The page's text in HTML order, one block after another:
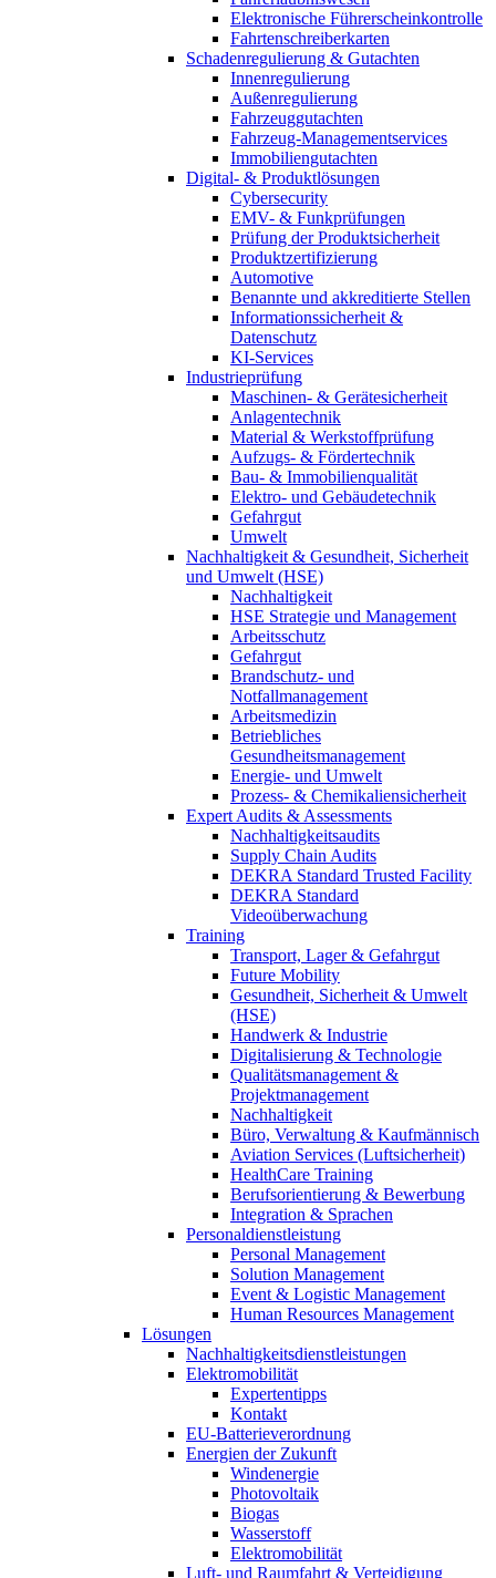
Elektronische Führerscheinkontrolle
Fahrtenschreiberkarten
Schadenregulierung & Gutachten
Innenregulierung
Außenregulierung
Fahrzeuggutachten
Fahrzeug-Managementservices
Immobiliengutachten
Digital- & Produktlösungen
Cybersecurity
EMV- & Funkprüfungen
Prüfung der Produktsicherheit
Produktzertifizierung
Automotive
Benannte und akkreditierte Stellen
Informationssicherheit &
Datenschutz
KI-Services
Industrieprüfung
Maschinen- & Gerätesicherheit
Anlagentechnik
Material & Werkstoffprüfung
Aufzugs- & Fördertechnik
Bau- & Immobilienqualität
Elektro- und Gebäudetechnik
Gefahrgut
Umwelt
Nachhaltigkeit & Gesundheit, Sicherheit
und Umwelt (HSE)
Nachhaltigkeit
HSE Strategie und Management
Arbeitsschutz
Gefahrgut
Brandschutz- und
Notfallmanagement
Arbeitsmedizin
Betriebliches
Gesundheitsmanagement
Energie- und Umwelt
Prozess- & Chemikaliensicherheit
Expert Audits & Assessments
Nachhaltigkeitsaudits
Supply Chain Audits
DEKRA Standard Trusted Facility
DEKRA Standard
Videoüberwachung
Training
Transport, Lager & Gefahrgut
Future Mobility
Gesundheit, Sicherheit & Umwelt
(HSE)
Handwerk & Industrie
Digitalisierung & Technologie
Qualitätsmanagement &
Projektmanagement
Nachhaltigkeit
Büro, Verwaltung & Kaufmännisch
Aviation Services (Luftsicherheit)
HealthCare Training
Berufsorientierung & Bewerbung
Integration & Sprachen
Personaldienstleistung
Personal Management
Solution Management
Event & Logistic Management
Human Resources Management
Lösungen
Nachhaltigkeitsdienstleistungen
Elektromobilität
Expertentipps
Kontakt
EU-Batterieverordnung
Energien der Zukunft
Windenergie
Photovoltaik
Biogas
Wasserstoff
Elektromobilität
Luft- und Raumfahrt & Verteidigung